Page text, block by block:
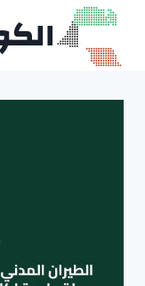
التجاوز
المحتوى